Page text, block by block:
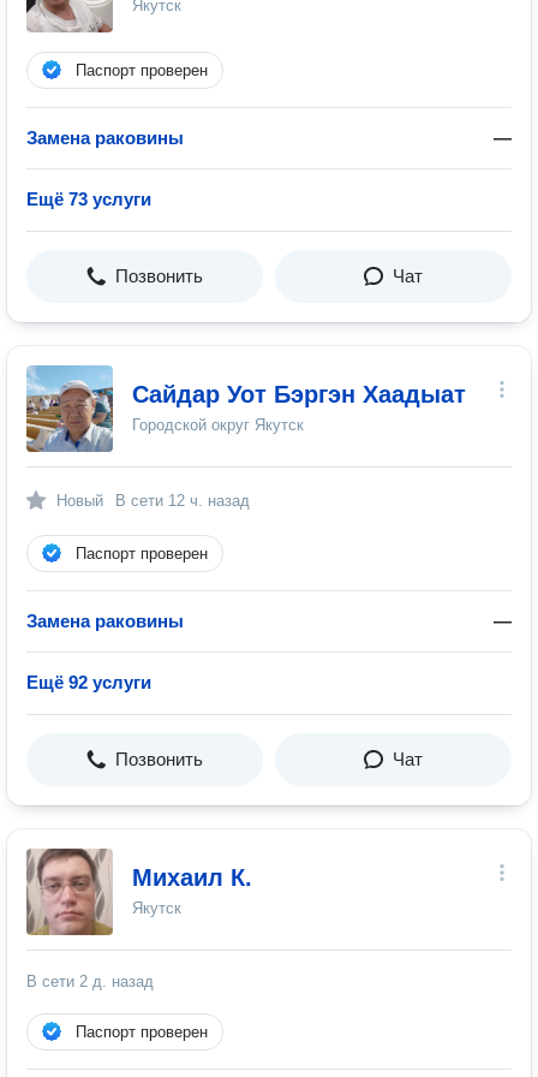
Якутск
Паспорт проверен
Замена раковины —
Ещё 73 услуги
Позвонить Чат
Сайдар Уот Бэргэн Хаадыат
Городской округ Якутск
Новый В сети 12 ч. назад
Паспорт проверен
Замена раковины —
Ещё 92 услуги
Позвонить Чат
Михаил К.
Якутск
В сети 2 д. назад
Паспорт проверен